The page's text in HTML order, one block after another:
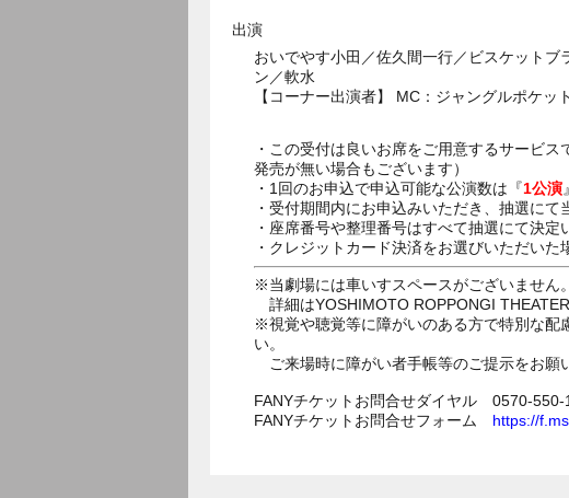
出演
おいでやす小田／佐久間一行／ビスケット
ン／軟水
【コーナー出演者】 MC：ジャングルポケッ
・この受付は良いお席をご用意するサービ
発売が無い場合もございます）
・1回のお申込で申込可能な公演数は『1公演
・受付期間内にお申込みいただき、抽選にて
・座席番号や整理番号はすべて抽選にて決
・クレジットカード決済をお選びいただいた
※当劇場には車いすスペースがございません
詳細はYOSHIMOTO ROPPONGI
※視覚や聴覚等に障がいのある方で特別な配
い。
ご来場時に障がい者手帳等のご提示をお願
FANYチケットお問合せダイヤル 0570-550-
FANYチケットお問合せフォーム https://